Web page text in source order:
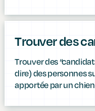
Trouver des
Trouver des
dire) des personnes
apportée par un